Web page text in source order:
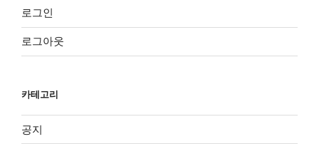
로그인
로그아웃
카테고리
공지